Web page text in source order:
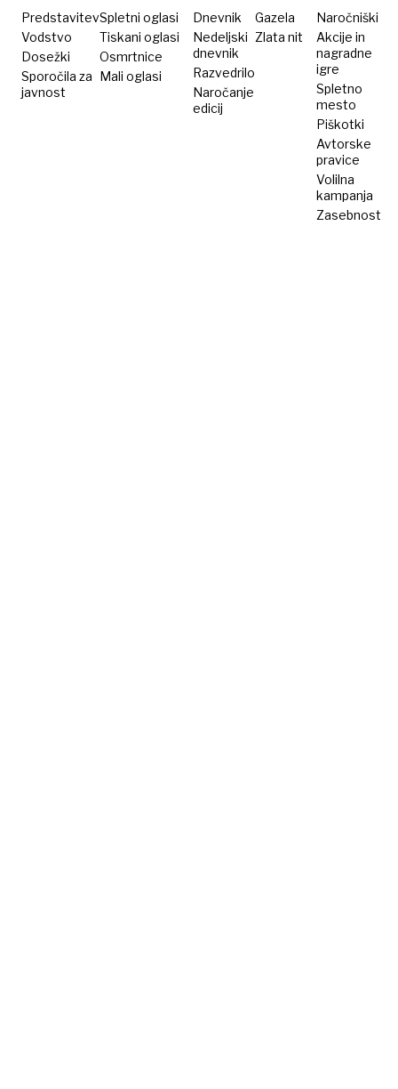
z
banano
kos -
pa vi?
Predstavitev
Vodstvo
Dosežki
Sporočila za
javnost
Spletni oglasi
Tiskani oglasi
Osmrtnice
Mali oglasi
Dnevnik
Nedeljski
dnevnik
Razvedrilo
Naročanje
edicij
Gazela
Zlata nit
Naročniški
Akcije in
nagradne
igre
Spletno
mesto
Piškotki
Avtorske
pravice
Volilna
kampanja
Zasebnost